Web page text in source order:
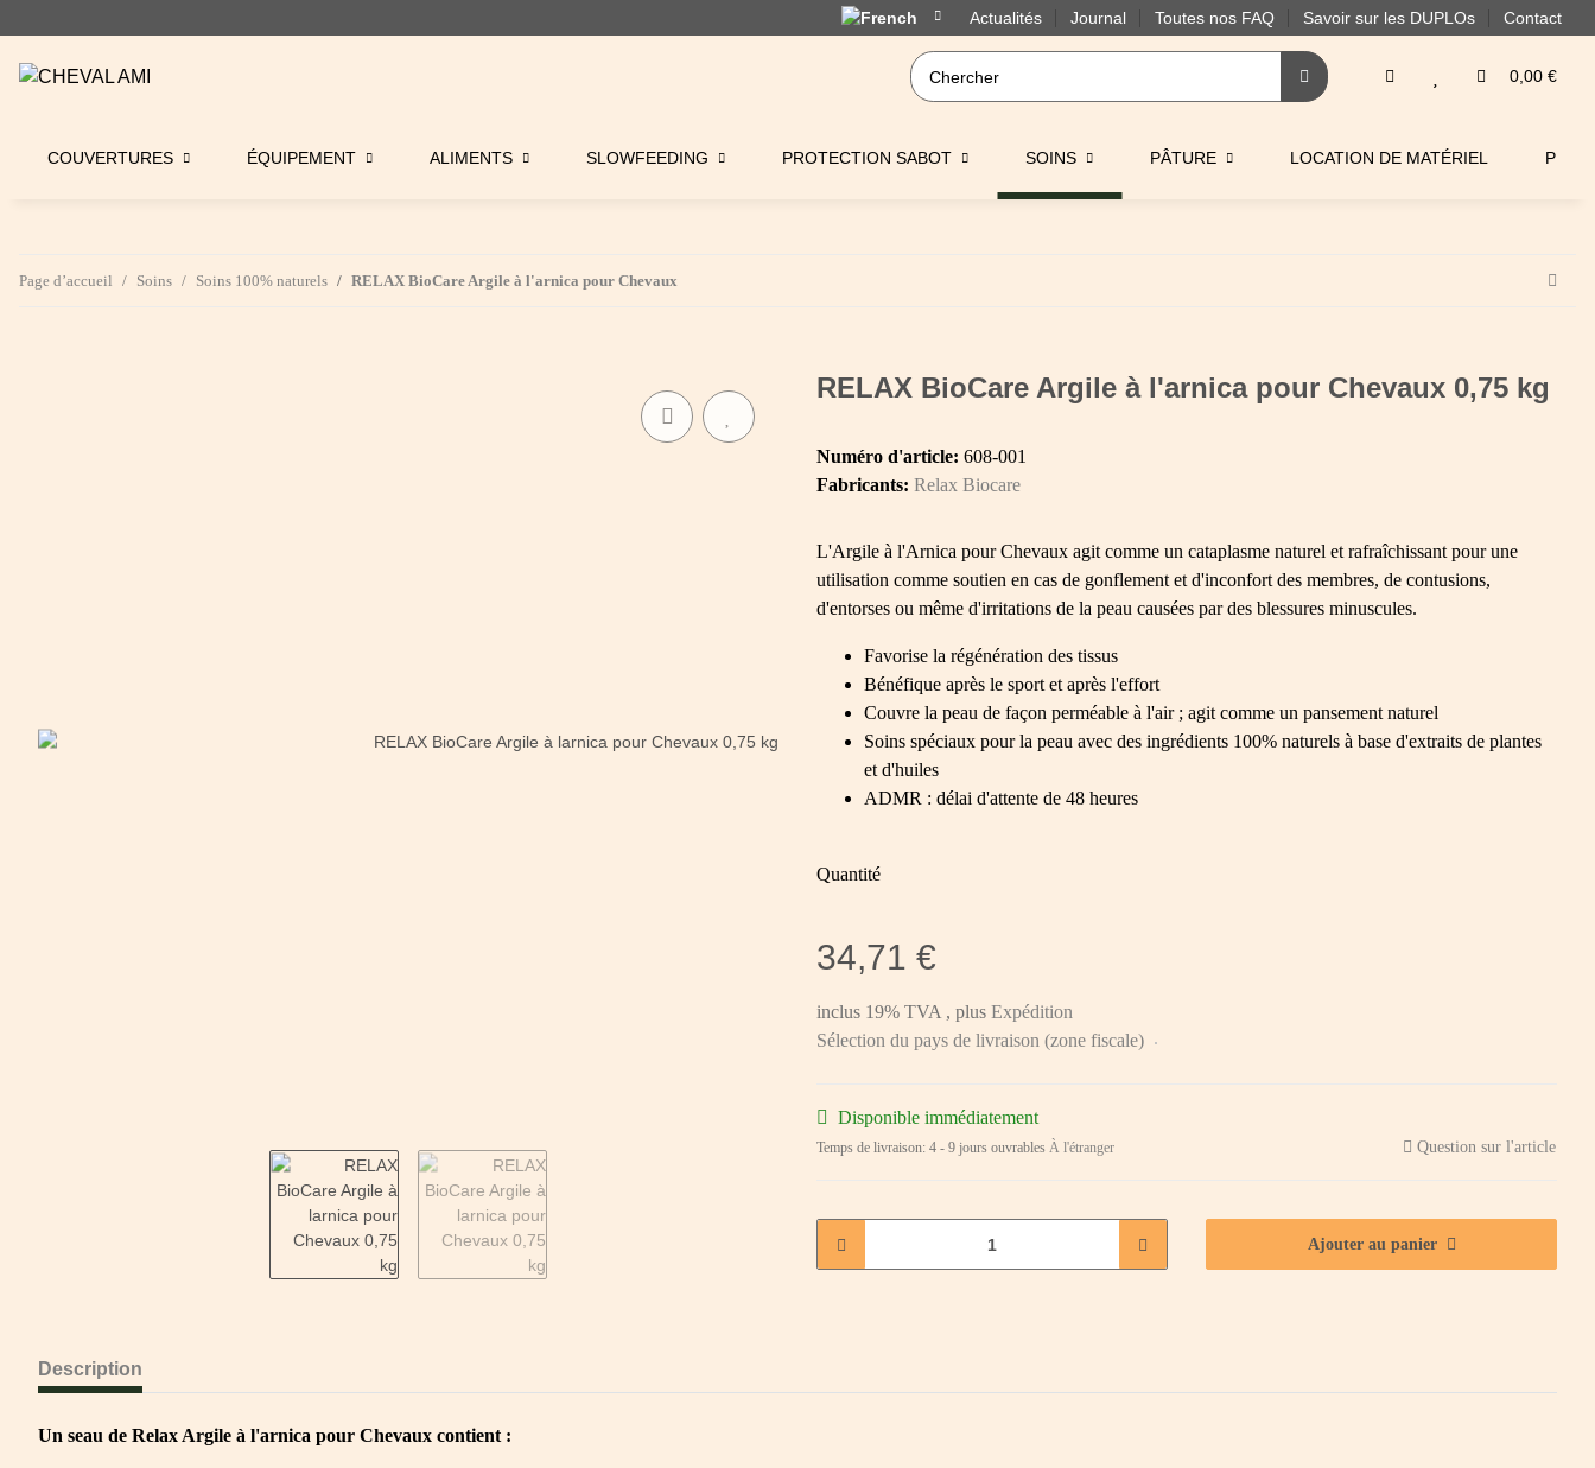
Actualités Journal Toutes nos FAQ Savoir sur les DUPLOs Contact
0,00 €
COUVERTURES ÉQUIPEMENT ALIMENTS SLOWFEEDING PROTECTION SABOT SOINS PÂTURE LOCATION DE MATÉRIEL
Page d’accueil Soins Soins 100% naturels RELAX BioCare Argile à l'arnica pour Chevaux
RELAX BioCare Argile à l'arnica pour Chevaux 0,75 kg
Numéro d'article: 608-001
Fabricants: Relax Biocare
L'Argile à l'Arnica pour Chevaux agit comme un cataplasme naturel et rafraîchissant pour une
utilisation comme soutien en cas de gonflement et d'inconfort des membres, de contusions,
d'entorses ou même d'irritations de la peau causées par des blessures minuscules.
Favorise la régénération des tissus
Bénéfique après le sport et après l'effort
Couvre la peau de façon perméable à l'air ; agit comme un pansement naturel
Soins spéciaux pour la peau avec des ingrédients 100% naturels à base d'extraits de plantes
et d'huiles
ADMR : délai d'attente de 48 heures
Quantité
34,71 €
inclus 19% TVA , plus Expédition
Sélection du pays de livraison (zone fiscale)
Disponible immédiatement
Temps de livraison: 4 - 9 jours ouvrables À l'étranger Question sur l'article
Ajouter au panier
Description
Un seau de Relax Argile à l'arnica pour Chevaux contient :